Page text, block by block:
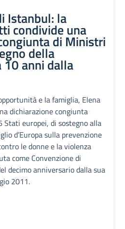
Istanbul: la
condivide una
di Ministri
della
10 anni dalla
e la famiglia, Elena
dichiarazione congiunta
Stati europei, di sostegno alla
d’Europa sulla prevenzione
le donne e la violenza
come Convenzione di
decimo anniversario dalla sua
2011.